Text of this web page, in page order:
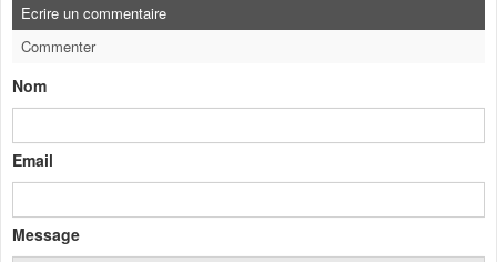
Ecrire un commentaire
Commenter
Nom
Email
Message